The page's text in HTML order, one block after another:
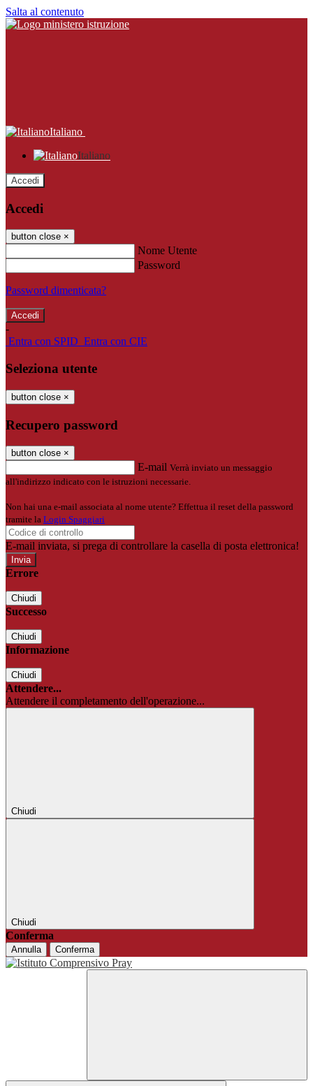
Salta al contenuto
Italiano
Italiano
Accedi
Accedi
button close ×
Nome Utente
Password
Password dimenticata?
-
Entra con SPID Entra con CIE
Seleziona utente
button close ×
Recupero password
button close ×
E-mail Verrà inviato un messaggio
all'indirizzo indicato con le istruzioni necessarie.
Non hai una e-mail associata al nome utente? Effettua il reset della password
tramite la Login Spaggiari
E-mail inviata, si prega di controllare la casella di posta elettronica!
Errore
Chiudi
Successo
Chiudi
Informazione
Chiudi
Attendere...
Attendere il completamento dell'operazione...
Chiudi
Chiudi
Conferma
Annulla Conferma